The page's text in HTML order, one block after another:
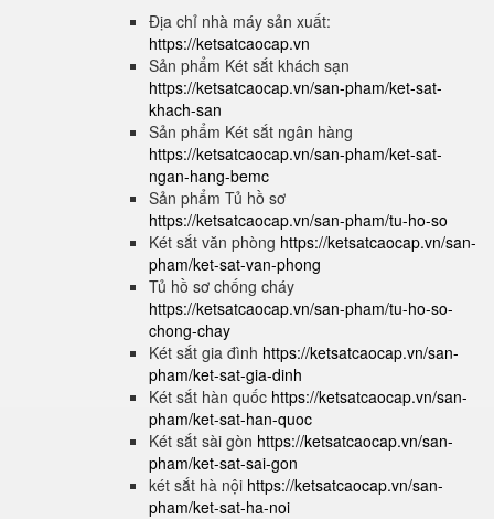
Địa chỉ nhà máy sản xuất:
https://ketsatcaocap.vn
Sản phẩm Két sắt khách sạn
https://ketsatcaocap.vn/san-pham/ket-sat-
khach-san
Sản phẩm Két sắt ngân hàng
https://ketsatcaocap.vn/san-pham/ket-sat-
ngan-hang-bemc
Sản phẩm Tủ hồ sơ
https://ketsatcaocap.vn/san-pham/tu-ho-so
Két sắt văn phòng https://ketsatcaocap.vn/san-
pham/ket-sat-van-phong
Tủ hồ sơ chống cháy
https://ketsatcaocap.vn/san-pham/tu-ho-so-
chong-chay
Két sắt gia đình https://ketsatcaocap.vn/san-
pham/ket-sat-gia-dinh
Két sắt hàn quốc https://ketsatcaocap.vn/san-
pham/ket-sat-han-quoc
Két sắt sài gòn https://ketsatcaocap.vn/san-
pham/ket-sat-sai-gon
két sắt hà nội https://ketsatcaocap.vn/san-
pham/ket-sat-ha-noi